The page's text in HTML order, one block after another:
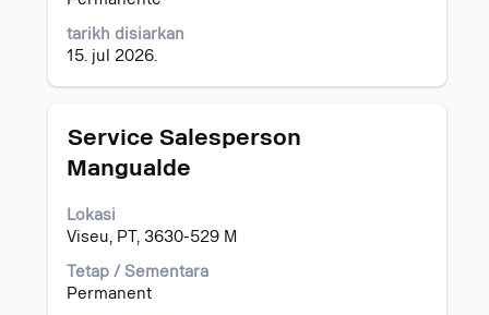
tarikh disiarkan
15. jul 2026.
maklumat
kerja.
Jawatan
Service Salesperson
Mangualde
Lokasi
Viseu, PT, 3630-529 M
Tetap / Sementara
Permanent
Pilih
bar
untuk
melihat
kandungan
penuh